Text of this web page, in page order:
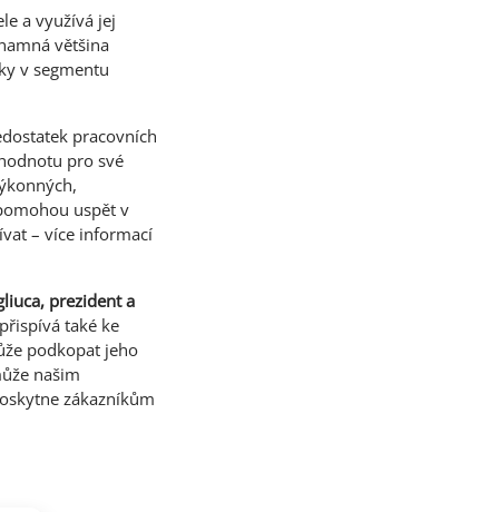
a využívá jej
většina
v segmentu
pracovních
pro své
uspět v
– více informací
prezident a
také ke
podkopat jeho
našim
zákazníkům